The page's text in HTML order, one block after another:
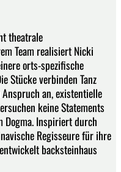
theatrale
Team realisiert Nicki
orts-spezifische
Stücke verbinden Tanz
an, existentielle
keine Statements
Dogma. Inspiriert durch
Regisseure für ihre
backsteinhaus